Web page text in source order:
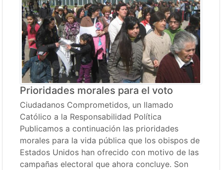
Prioridades morales para el voto
Ciudadanos Comprometidos, un llamado
Católico a la Responsabilidad Política
Publicamos a continuación las prioridades
morales para la vida pública que los obispos de
Estados Unidos han ofrecido con motivo de las
campañas electoral que ahora concluye. Son